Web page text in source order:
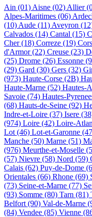
Ain (01) Aisne (02) Allier
Alpes-Maritimes (06)
(10) Aude (11) Aveyron
Calvados (14) Cantal (15)
Cher(18) Correze (19)
d'Armor(22) Creuse (23)
(25) Drome (26) Essonne
(29) Gard (30) Gers (32)
(973) Haute-Corse (2B)
Haute-Marne (52) Hautes-
Savoie (74) Hautes-
(68) Hauts-de-Seine (92)
Indre-et-Loire (37) Isere
(974) Loire (42) Loire-
Lot (46) Lot-et-Garonne
Manche (50) Marne (51)
(976) Meurthe-et-Moselle
(57) Nievre (58) Nord (59)
Calais (62) Puy-de-Dome
Orientales (66) Rhone (69)
(73) Seine-et-Marne (77)
(93) Somme (80) Tarn (81)
Belfort (90) Val-de-Marne
(84) Vendee (85) Vienne